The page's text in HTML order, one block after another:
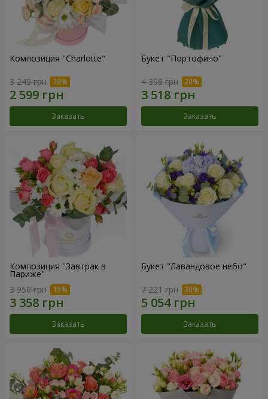
Композиция "Charlotte"
3 249 грн
Заказать
Букет "Портофино"
4 398 грн
Заказать
Композиция "Завтрак в
Париже"
3 950 грн
Заказать
Букет "Лавандовое небо"
7 221 грн
Заказать